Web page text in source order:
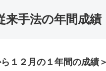
来手法の年間成績
１２月の１年間の成績